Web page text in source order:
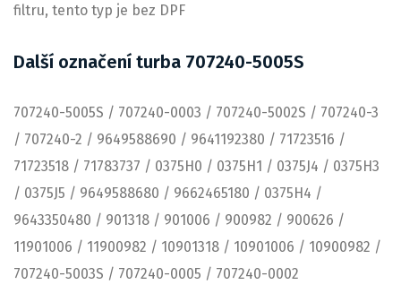
filtru, tento typ je bez DPF
Další označení turba 707240-5005S
707240-5005S / 707240-0003 / 707240-5002S / 707240-3
/ 707240-2 / 9649588690 / 9641192380 / 71723516 /
71723518 / 71783737 / 0375H0 / 0375H1 / 0375J4 / 0375H3
/ 0375J5 / 9649588680 / 9662465180 / 0375H4 /
9643350480 / 901318 / 901006 / 900982 / 900626 /
11901006 / 11900982 / 10901318 / 10901006 / 10900982 /
707240-5003S / 707240-0005 / 707240-0002